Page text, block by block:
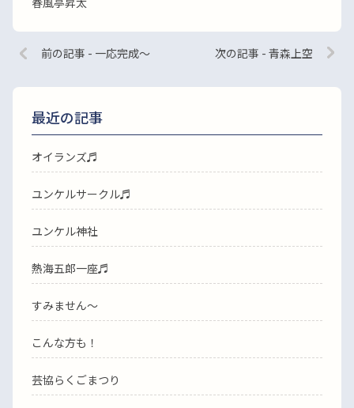
前の記事 - 一応完成〜 次の記事 - 青森上空
最近の記事
オイランズ♬
ユンケルサークル♬
ユンケル神社
熱海五郎一座♬
すみません〜
こんな方も！
芸協らくごまつり